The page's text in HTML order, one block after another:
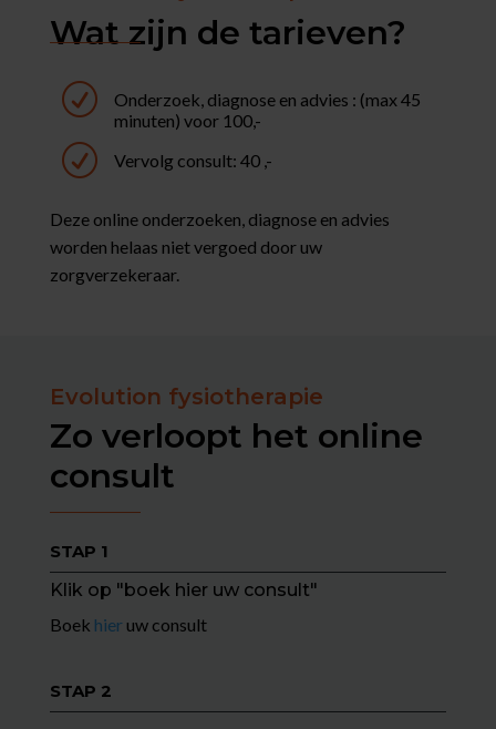
Wat zijn de tarieven?
R
Onderzoek, diagnose en advies : (max 45
minuten) voor 100,-
R Vervolg consult: 40 ,-
Deze online onderzoeken, diagnose en advies
worden helaas niet vergoed door uw
zorgverzekeraar.
Evolution fysiotherapie
Zo verloopt het online
consult
STAP 1
Klik op "boek hier uw consult"
Boek hieruw consult
STAP 2